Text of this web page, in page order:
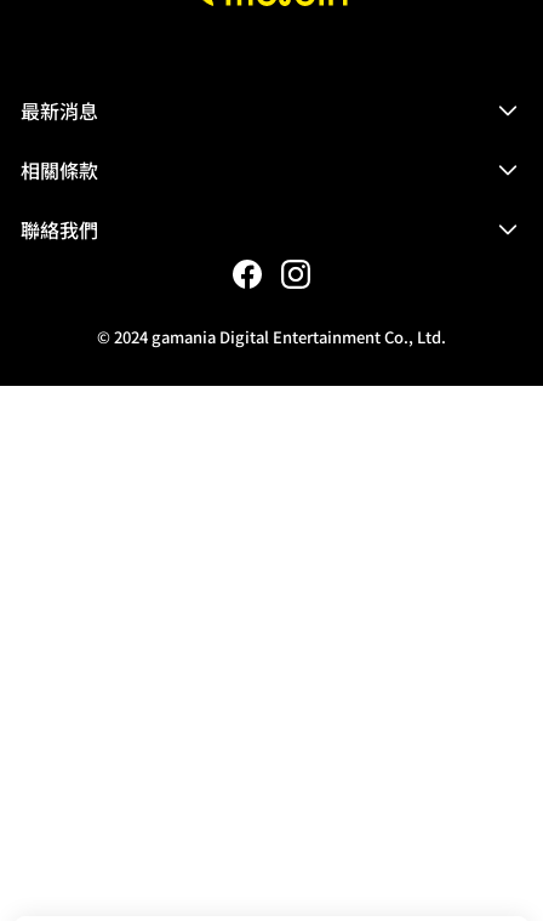
最新消息
相關條款
聯絡我們
© 2024 gamania Digital Entertainment Co., Ltd.